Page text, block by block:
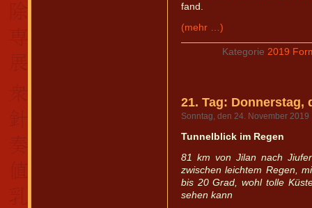
fand.
(mehr …)
Kategorie 2019
21. Tag: Donnerstag,
Sonntag, den 24. November 2019
Tunnelblick im Regen
81 km von Jilan nach
zwischen leichtem Regen,
bis 20 Grad, wohl tolle
sehen kann